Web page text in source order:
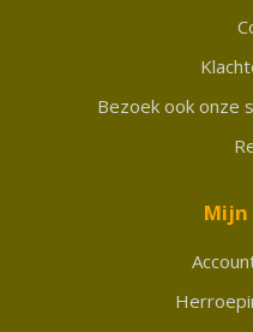
Bezoek ook onze
Mijn